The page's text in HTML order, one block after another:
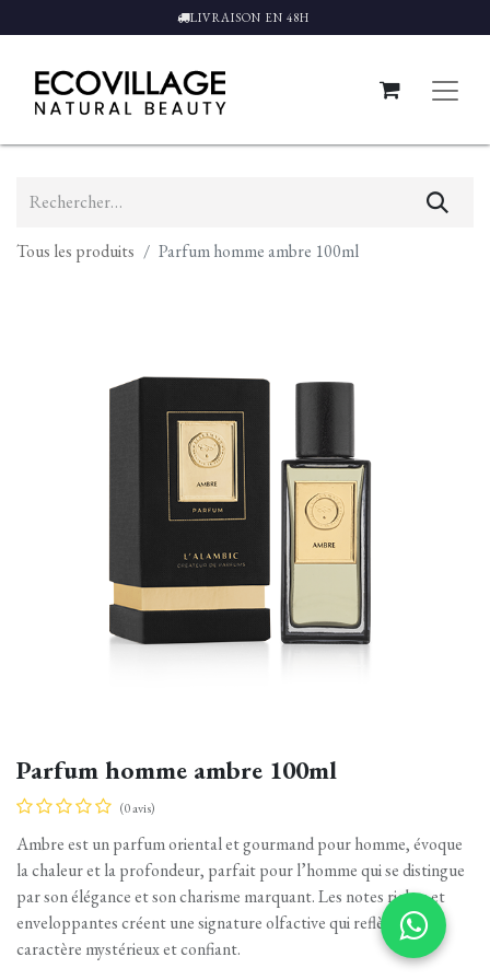
LIVRAISON EN 48H
Tous les produits Parfum homme ambre 100ml
Parfum homme ambre 100ml
(0 avis)
Ambre est un parfum oriental et gourmand pour homme, évoque
la chaleur et la profondeur, parfait pour l’homme qui se distingue
par son élégance et son charisme marquant. Les notes riches et
enveloppantes créent une signature olfactive qui reflète un
caractère mystérieux et confiant.